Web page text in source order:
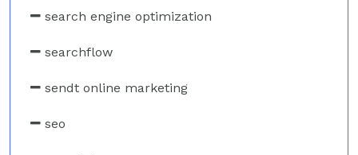
search engine optimization
searchflow
sendt online marketing
seo